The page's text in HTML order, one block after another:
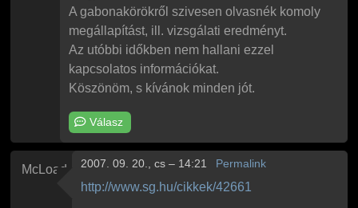
A gabonakörökről szivesen olvasnék komoly
megállapítást, ill. vizsgálati eredményt.
Az utóbbi időkben nem hallani ezzel
kapcsolatos információkat.
Köszönöm, s kívánok minden jót.
Válasz
McLoad 2007. 09. 20., cs – 14:21 Permalink
http://www.sg.hu/cikkek/42661